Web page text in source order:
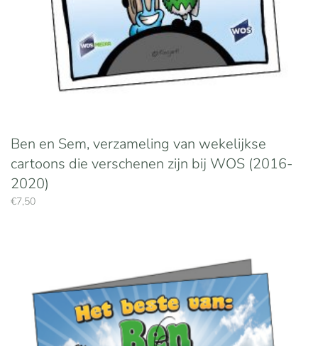
Ben en Sem, verzameling van wekelijkse
cartoons die verschenen zijn bij WOS (2016-
2020)
€7,50